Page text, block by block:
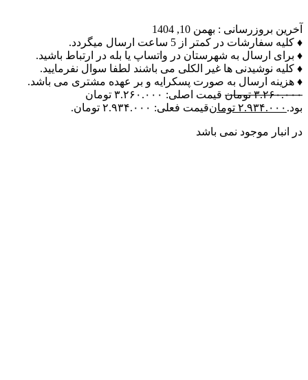
آخرین بروزرسانی : بهمن 10, 1404
♦ کلیه سفارشات در کمتر از 5 ساعت ارسال میگردد.
♦ برای ارسال به شهرستان در واتساپ یا بله در ارتباط باشید.
♦ کلیه نوشیدنی ها غیر الکلی می باشند لطفا سوال نفرمایید.
♦ هزینه ارسال به صورت پسکرایه و بر عهده مشتری می باشد.
۳.۲۶۰.۰۰۰ تومان
قیمت اصلی: ۳.۲۶۰.۰۰۰ تومان
بود. ۲.۹۳۴.۰۰۰ تومانقیمت فعلی: ۲.۹۳۴.۰۰۰ تومان.
در انبار موجود نمی باشد